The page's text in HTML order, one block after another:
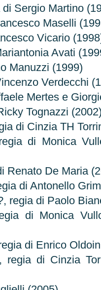
Sergio Martino
Maselli
Vicario
Avati
Manuzzi (1999)
Verdecchi
Mertes e
Tognazzi
di Cinzia TH
di Monica
Renato De Maria
di Antonello
regia di Paolo
di Monica
di Enrico
regia di Cinzia